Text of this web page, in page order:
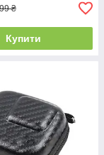
₴
Купити